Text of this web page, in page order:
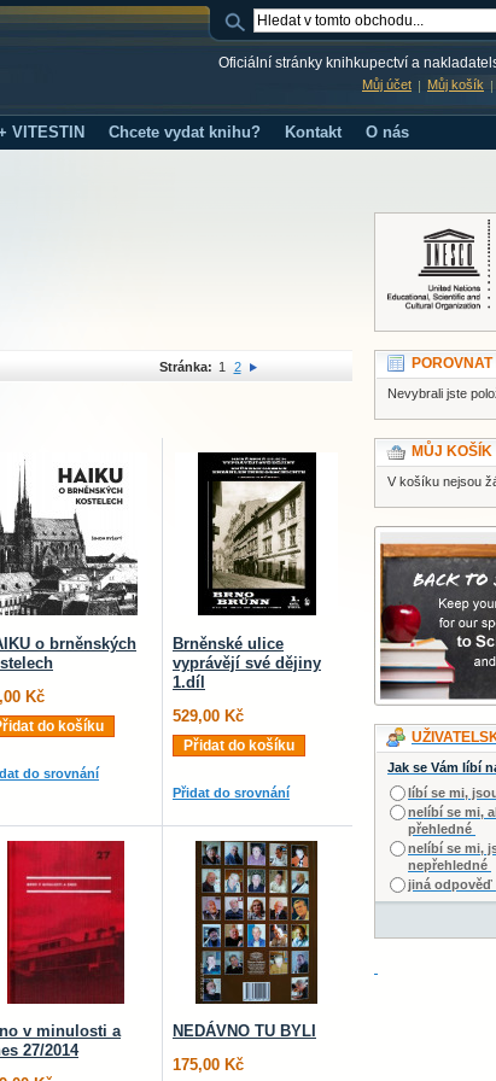
Oficiální stránky knihkupectví a
Můj účet Můj košík
VITESTIN Chcete vydat knihu? Kontakt O nás
Stránka: 1 2
o brněnských
Kč
do košíku
do srovnání
Brněnské ulice
vyprávějí své dějiny
1.díl
529,00 Kč
Přidat do košíku
Přidat do srovnání
v minulosti a
27/2014
NEDÁVNO TU BYLI
175,00 Kč
Nevybrali jste
MŮJ KOŠÍK
V košíku nejsou
Jak se Vám líbí
líbí se mi,
nelíbí se mi,
přehledné
nelíbí se mi,
nepřehledné
jiná odpověď